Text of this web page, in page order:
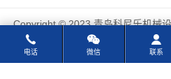
Copyright © 2023 青岛科尼乐机械
点地图
电话 微信 联系